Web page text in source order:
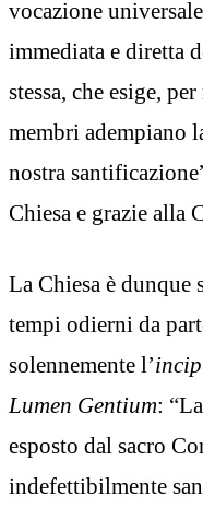
vocazione
immediata e diretta
stessa, che esige,
membri adempiano
nostra
Chiesa e grazie alla
La Chiesa è dunque
tempi odierni da
solennemente l’
Lumen Gentium:
esposto dal sacro
indefettibilmente